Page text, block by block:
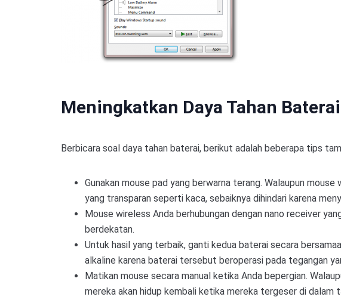
Meningkatkan Daya Tahan
Berbicara soal daya tahan baterai, berikut adalah beberapa tips
Gunakan mouse pad yang berwarna terang. Walaupun
yang transparan seperti kaca, sebaiknya dihindari karena
Mouse wireless Anda berhubungan dengan nano receiver
berdekatan.
Untuk hasil yang terbaik, ganti kedua baterai secara
alkaline karena baterai tersebut beroperasi pada tegangan
Matikan mouse secara manual ketika Anda bepergian.
mereka akan hidup kembali ketika mereka tergeser di dalam